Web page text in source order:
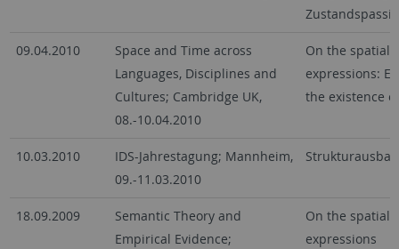
Zustandspassiv
09.04.2010
Space and Time across
Languages, Disciplines and
Cultures; Cambridge UK,
08.-10.04.2010
On the spatial
expressions:
the existence
10.03.2010
IDS-Jahrestagung; Mannheim,
09.-11.03.2010
18.09.2009
Semantic Theory and
Empirical Evidence;
On the spatial
expressions